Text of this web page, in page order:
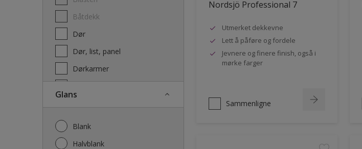
Båtdekk
Dør
Dør, list, panel
Dørkarmer
Glans
Blank
Halvblank
Nordsjö Professional 7
Utmerket dekkevne
Lett å påføre og fordele
Jevnere og finere finish, også i
mørke farger
Sammenligne